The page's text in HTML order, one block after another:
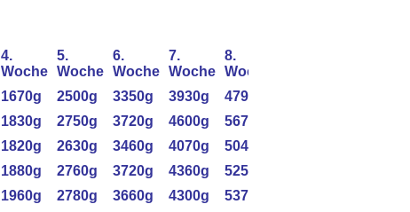
4.
Woche
5.
Woche
6.
Woche
7.
Woche
8.
Woche
1670g 2500g 3350g 3930g
4790g
1830g 2750g 3720g 4600g
5670g
1820g 2630g 3460g 4070g
5040g
1880g 2760g 3720g 4360g
5250g
1960g 2780g 3660g 4300g 5370g